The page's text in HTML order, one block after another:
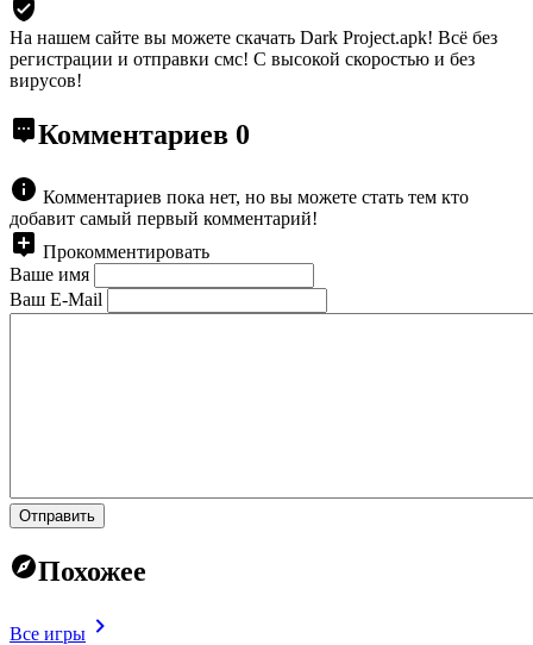
На нашем сайте вы можете скачать Dark Project.apk! Всё без
регистрации и отправки смс! С высокой скоростью и без
вирусов!
Комментариев 0
Комментариев пока нет, но вы можете стать тем кто
добавит самый первый комментарий!
Прокомментировать
Ваше имя
Ваш E-Mail
Отправить
Похожее
Все игры